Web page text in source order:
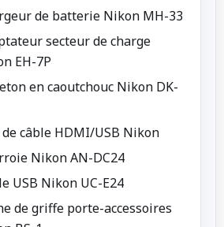
de batterie Nikon MH-33
secteur de charge
EH-7P
en caoutchouc Nikon DK-
câble HDMI/USB Nikon
Nikon AN-DC24
USB Nikon UC-E24
de griffe porte-accessoires